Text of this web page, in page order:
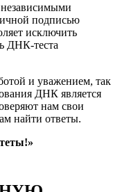
подписью
исключить
ДНК-теста
и уважением, так
ДНК является
нам свои
найти ответы.